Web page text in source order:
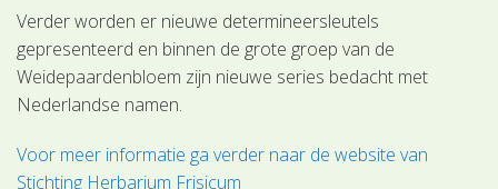
Verder worden er nieuwe determineersleutels
gepresenteerd en binnen de grote groep van de
Weidepaardenbloem zijn nieuwe series bedacht met
Nederlandse namen.
Voor meer informatie ga verder naar de website van
Stichting Herbarium Frisicum